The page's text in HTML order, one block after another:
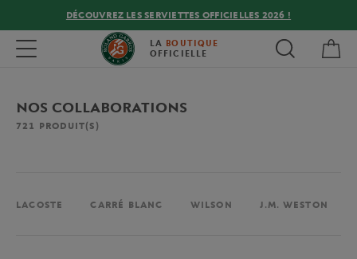
DÉCOUVREZ LES SERVIETTES OFFICIELLES 2026 !
Toggle navigation LA BOUTIQUE
OFFICIELLE
NOS COLLABORATIONS
721 PRODUIT(S)
LACOSTE CARRÉ BLANC WILSON J.M. WESTON